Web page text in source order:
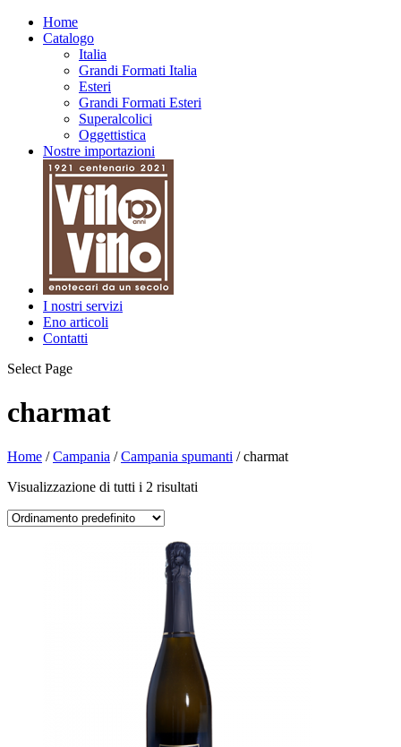
Home
Catalogo
Italia
Grandi Formati Italia
Esteri
Grandi Formati Esteri
Superalcolici
Oggettistica
Nostre importazioni
I nostri servizi
Eno articoli
Contatti
Select Page
charmat
Home /Campania /Campania spumanti / charmat
Visualizzazione di tutti i 2 risultati